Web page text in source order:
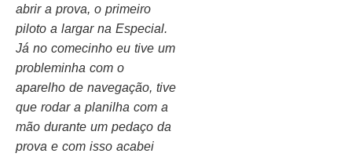
abrir a prova, o primeiro
piloto a largar na Especial.
Já no comecinho eu tive um
probleminha com o
aparelho de navegação, tive
que rodar a planilha com a
mão durante um pedaço da
prova e com isso acabei